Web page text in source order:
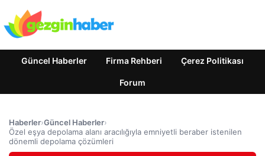
Güncel Haberler Firma Rehberi Çerez Politikası
Forum
Haberler›Güncel Haberler›
Özel eşya depolama alanı aracılığıyla emniyetli beraber istenilen
dönemli depolama çözümleri